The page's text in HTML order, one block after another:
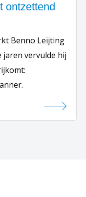
ontzettend
Benno Leijting
jaren vervulde hij